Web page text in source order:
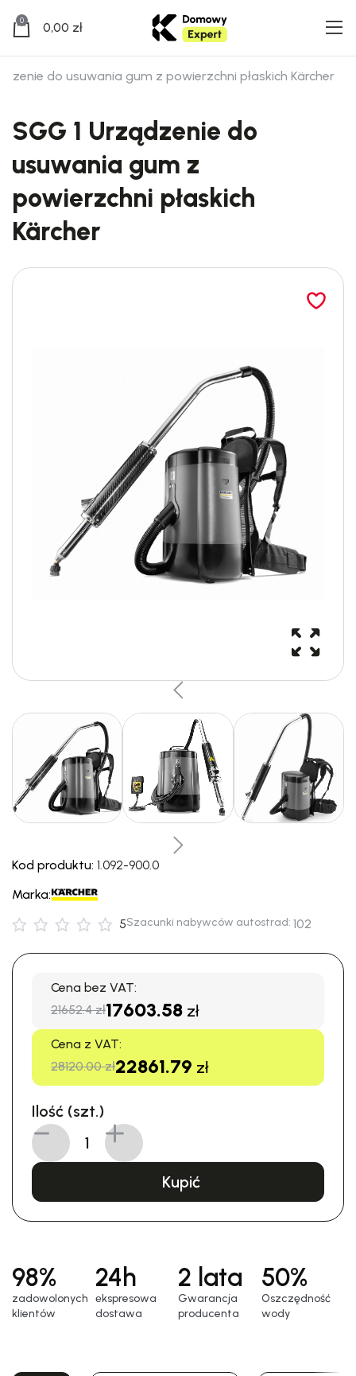
0 0,00 zł
do usuwania gum z powierzchni płaskich Kärcher
SGG 1 Urządzenie do
usuwania gum z
powierzchni płaskich
Kärcher
Kod produktu: 1.092-900.0
Marka:
5Szacunki nabywców autostrad: 102
Cena bez VAT:
21652.4 zł17603.58 zł
Cena z VAT:
28120.00 zł22861.79 zł
Ilość (szt.)
Kupić
98%
zadowolonych
klientów
24h
еkspresowa
dostawa
2 lata
Gwarancja
producenta
50%
Oszczędność
wody